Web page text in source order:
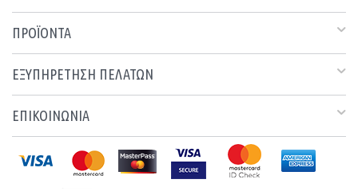
ΠΡΟΪΟΝΤΑ
ΕΞΥΠΗΡΕΤΗΣΗ ΠΕΛΑΤΩΝ
ΕΠΙΚΟΙΝΩΝΙΑ